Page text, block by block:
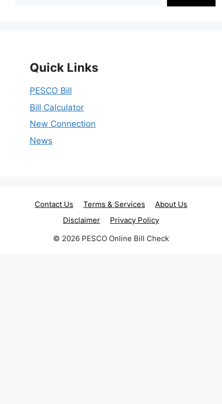
Quick Links
PESCO Bill
Bill Calculator
New Connection
News
Contact Us Terms & Services
About Us
Disclaimer
Privacy Policy
© 2026 PESCO Online Bill Check